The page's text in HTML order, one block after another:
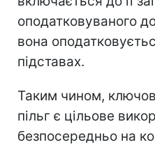
оподатковуваного
вона
підставах.
Таким чином,
пільг є цільове
безпосередньо на